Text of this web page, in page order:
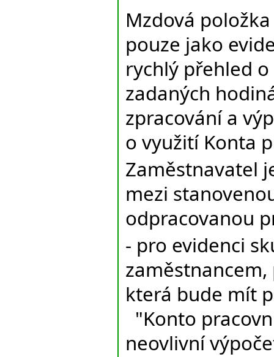
Mzdová
pouze jako
rychlý přehled
zadaných
zpracování a
o využití Konta
Zaměstnavatel
mezi
odpracovanou
- pro evidenci
která bude mít
"Konto
neovlivní